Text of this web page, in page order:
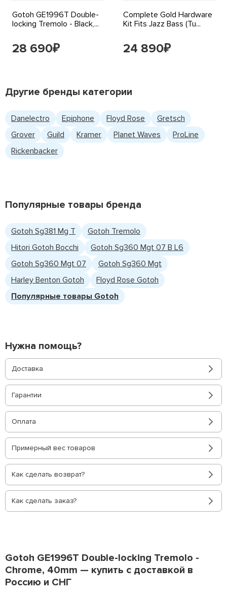
Gotoh GE1996T Double-
locking Tremolo - Black,...
28 690₽
Complete Gold Hardware
Kit Fits Jazz Bass (Tu...
24 890₽
Другие бренды категории
Danelectro Epiphone Floyd Rose
Gretsch
Grover
Guild Kramer Planet Waves
ProLine
Rickenbacker
Популярные товары бренда
Gotoh Sg381 Mg T
Gotoh Tremolo
Hitori Gotoh Bocchi
Gotoh Sg360 Mgt 07 B L6
Gotoh Sg360 Mgt 07
Gotoh Sg360 Mgt
Harley Benton Gotoh
Floyd Rose Gotoh
Популярные товары Gotoh
Нужна помощь?
Доставка
Гарантии
Оплата
Примерный вес товаров
Как сделать возврат?
Как сделать заказ?
Gotoh GE1996T Double-locking Tremolo -
Chrome, 40mm — купить с доставкой в
Россию и СНГ